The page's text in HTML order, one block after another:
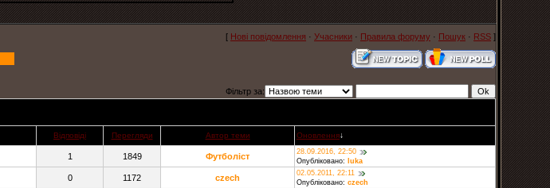
[ Нові повідомлення · Учасники · Правила форуму · Пошук · RSS ]
Фільтр за:
Відповіді Перегляди Автор теми Оновлення↓
1 1849 Футболіст
28.09.2016, 22:50
Опубліковано:
luka
0 1172 czech
02.05.2011, 22:11
Опубліковано: czech